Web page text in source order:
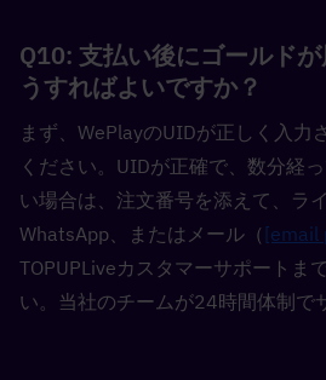
Q10: 支払い後にゴールド
うすればよいですか？
まず、WePlayのUIDが正しく入力
ください。UIDが正確で、数分経
い場合は、注文番号を添えて、ラ
WhatsApp、またはメール（ [email
TOPUPLiveカスタマーサポートま
い。当社のチームが24時間体制で